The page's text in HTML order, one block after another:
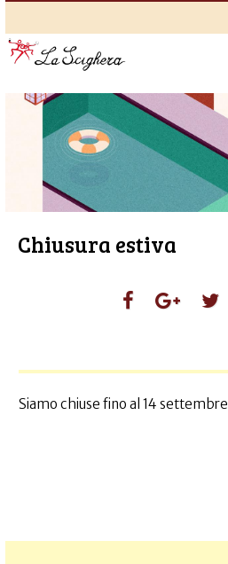
Chiusura estiva
Siamo chiuse fino al 14 settembre